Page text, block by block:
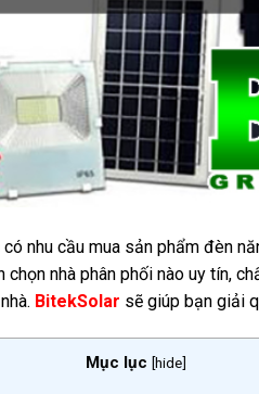
có nhu cầu mua sản phẩm đèn
chọn nhà phân phối nào uy tín,
BitekSolar sẽ giúp bạn giải
Mục lục [hide]